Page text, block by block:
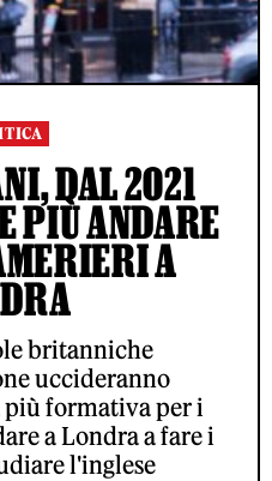
DAL 2021
PIÙ ANDARE
A
britanniche
uccideranno
più formativa per i
a Londra a fare i
l'inglese